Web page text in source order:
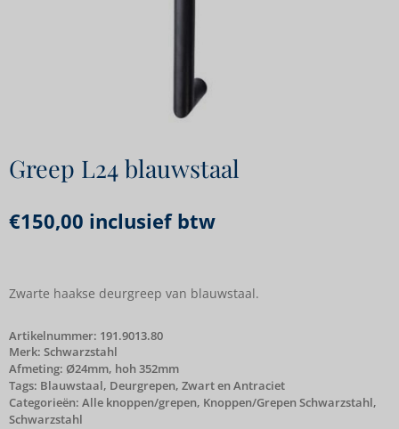
Greep L24 blauwstaal
€150,00 inclusief btw
Zwarte haakse deurgreep van blauwstaal.
Artikelnummer: 191.9013.80
Merk: Schwarzstahl
Afmeting: Ø24mm, hoh 352mm
Tags: Blauwstaal, Deurgrepen, Zwart en Antraciet
Categorieën: Alle knoppen/grepen, Knoppen/Grepen Schwarzstahl,
Schwarzstahl